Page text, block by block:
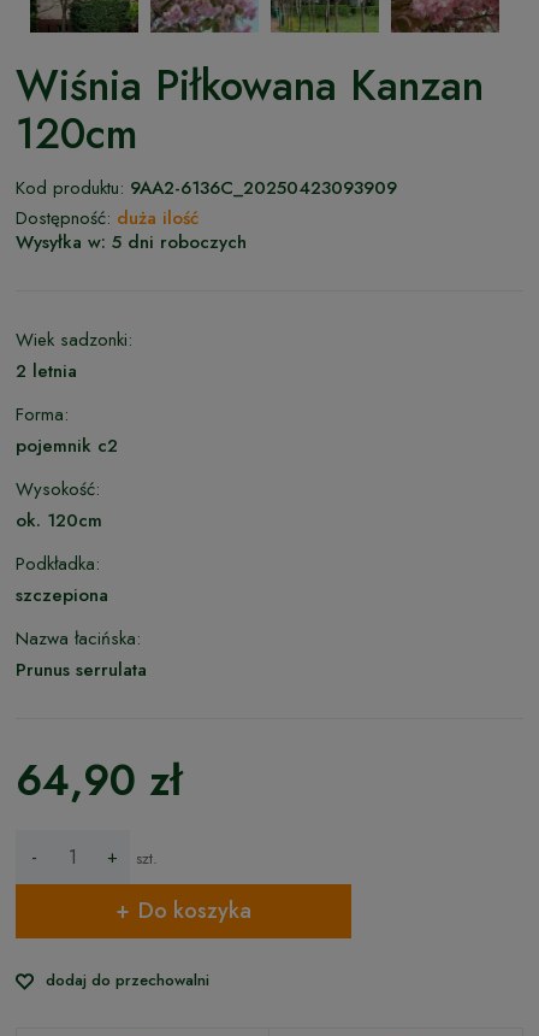
Wiśnia Piłkowana Kanzan
120cm
Kod produktu: 9AA2-6136C_20250423093909
Dostępność: duża ilość
Wysyłka w: 5 dni roboczych
Wiek sadzonki:
2 letnia
Forma:
pojemnik c2
Wysokość:
ok. 120cm
Podkładka:
szczepiona
Nazwa łacińska:
Prunus serrulata
64,90 zł
- + szt.
Do koszyka
dodaj do przechowalni